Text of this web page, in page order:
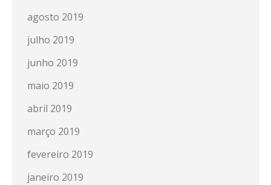
agosto 2019
julho 2019
junho 2019
maio 2019
abril 2019
março 2019
fevereiro 2019
janeiro 2019